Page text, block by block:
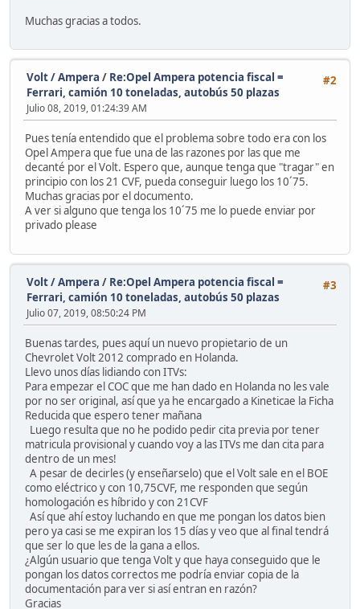
Muchas gracias a todos.
#2
Volt / Ampera / Re:Opel Ampera potencia fiscal =
Ferrari, camión 10 toneladas, autobús 50 plazas
Julio 08, 2019, 01:24:39 AM
Pues tenía entendido que el problema sobre todo era con los
Opel Ampera que fue una de las razones por las que me
decanté por el Volt. Espero que, aunque tenga que "tragar" en
principio con los 21 CVF, pueda conseguir luego los 10´75.
Muchas gracias por el documento.
A ver si alguno que tenga los 10´75 me lo puede enviar por
privado please
#3
Volt / Ampera / Re:Opel Ampera potencia fiscal =
Ferrari, camión 10 toneladas, autobús 50 plazas
Julio 07, 2019, 08:50:24 PM
Buenas tardes, pues aquí un nuevo propietario de un
Chevrolet Volt 2012 comprado en Holanda.
Llevo unos días lidiando con ITVs:
Para empezar el COC que me han dado en Holanda no les vale
por no ser original, así que ya he encargado a Kineticae la Ficha
Reducida que espero tener mañana
Luego resulta que no he podido pedir cita previa por tener
matricula provisional y cuando voy a las ITVs me dan cita para
dentro de un mes!
A pesar de decirles (y enseñarselo) que el Volt sale en el BOE
como eléctrico y con 10,75CVF, me responden que según
homologación es híbrido y con 21CVF
Así que ahí estoy luchando en que me pongan los datos bien
pero ya casi se me expiran los 15 días y veo que al final tendrá
que ser lo que les de la gana a ellos.
¿Algún usuario que tenga Volt y que haya conseguido que le
pongan los datos correctos me podría enviar copia de la
documentación para ver si así entran en razón?
Gracias